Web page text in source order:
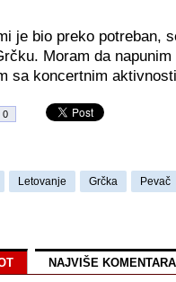
je bio preko potreban,
Moram da
sa koncertnim
0
Letovanje Grčka Pevač
NAJVIŠE KOMENTARA